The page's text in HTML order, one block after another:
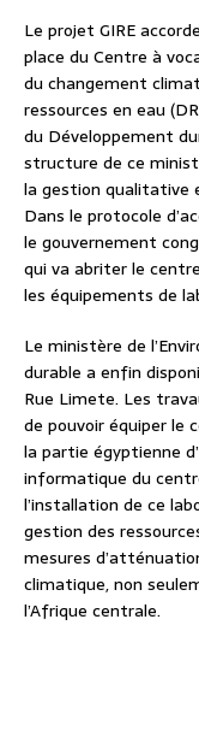
Le projet GIRE
place du Centre à
du changement
ressources en eau
du Développement
structure de ce
la gestion qualitative
Dans le protocole
le gouvernement
qui va abriter le
les équipements de
Le ministère de
durable a enfin
Rue Limete. Les
de pouvoir équiper le
la partie égyptienne
informatique du
l’installation de ce
gestion des
mesures
climatique, non
l’Afrique centrale.